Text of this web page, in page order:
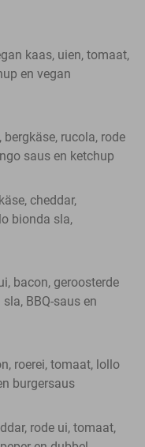
kaas, uien, tomaat,
en vegan
rucola, rode
saus en ketchup
cheddar,
bionda sla,
bacon, geroosterde
BBQ-saus en
roerei, tomaat, lollo
burgersaus
rode ui, tomaat,